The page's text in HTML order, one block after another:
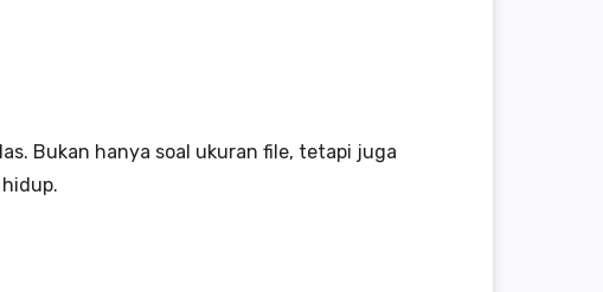
Bukan hanya soal ukuran file, tetapi juga